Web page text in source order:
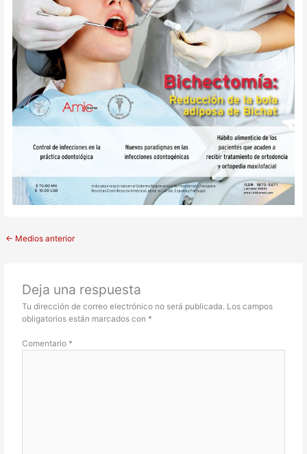
← Medios anterior
Deja una respuesta
Tu dirección de correo electrónico no será publicada. Los campos
obligatorios están marcados con *
Comentario *